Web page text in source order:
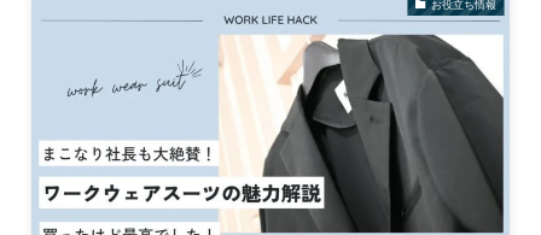
お役立ち情報